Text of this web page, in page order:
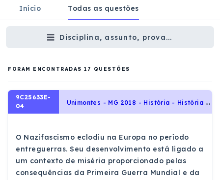
Início Todas as questões
Disciplina, assunto, prova...
FORAM ENCONTRADAS 17 QUESTÕES
9C25633E-
04
U
nimontes - MG 2018 - História - História Geral, Período Entre-Guerras: Totalitarismos
O Nazifascismo eclodiu na Europa no período
entreguerras. Seu desenvolvimento está ligado a
um contexto de miséria proporcionado pelas
consequências da Primeira Guerra Mundial e da